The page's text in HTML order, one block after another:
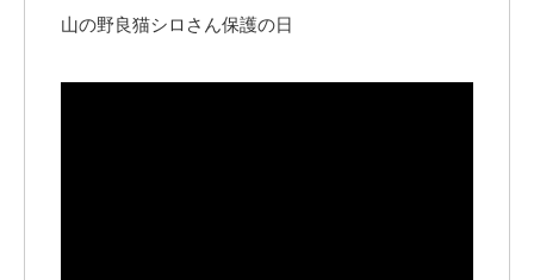
山の野良猫シロさん保護の日